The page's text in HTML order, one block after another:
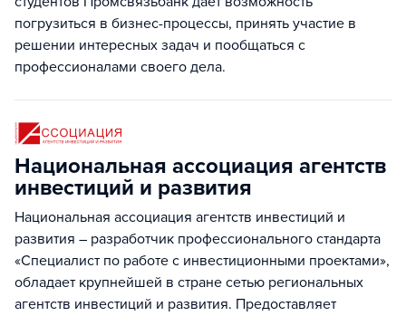
погрузиться в бизнес-процессы, принять участие в
решении интересных задач и пообщаться с
профессионалами своего дела.
Национальная ассоциация агентств
инвестиций и развития
Национальная ассоциация агентств инвестиций и
развития – разработчик профессионального стандарта
«Специалист по работе с инвестиционными проектами»,
обладает крупнейшей в стране сетью региональных
агентств инвестиций и развития. Предоставляет